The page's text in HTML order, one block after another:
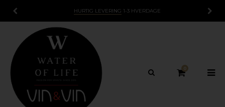
1-3 HVERDAGE 15 DAGES
0